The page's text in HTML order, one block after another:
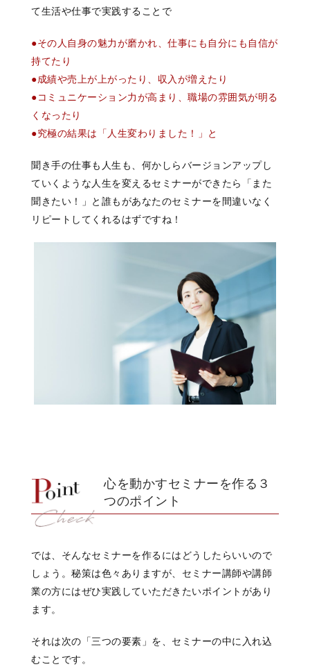
て生活や仕事で実践することで
●その人自身の魅力が磨かれ、仕事にも自分にも自信が
持てたり
●成績や売上が上がったり、収入が増えたり
●コミュニケーション力が高まり、職場の雰囲気が明る
くなったり
●究極の結果は「人生変わりました！」と
聞き手の仕事も人生も、何かしらバージョンアップし
ていくような人生を変えるセミナーができたら「また
聞きたい！」と誰もがあなたのセミナーを間違いなく
リピートしてくれるはずですね！
心を動かすセミナーを作る３
つのポイント
では、そんなセミナーを作るには どうしたらいいので
しょう。 秘策は色々ありますが、 セミナー講師や講師
業の方にはぜひ実践していただきたいポイントがあり
ます。
それは次の「三つの要素」を、 セミナーの中に入れ込
むことです。